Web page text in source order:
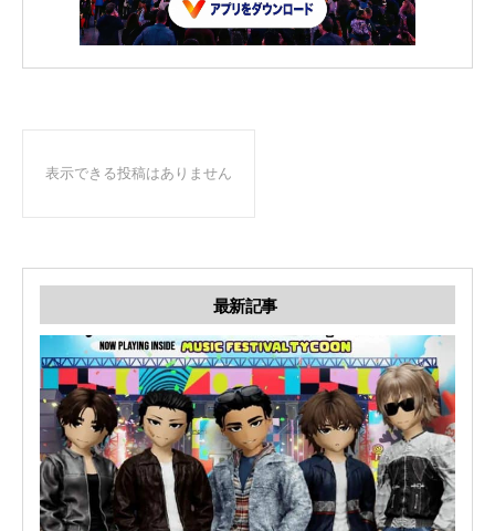
表示できる投稿はありません
最新記事